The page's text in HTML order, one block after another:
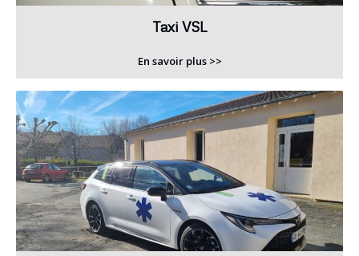
Taxi VSL
En savoir plus >>